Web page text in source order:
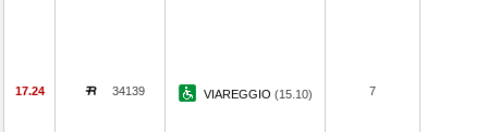
17.24 34139 VIAREGGIO (15.10) 7